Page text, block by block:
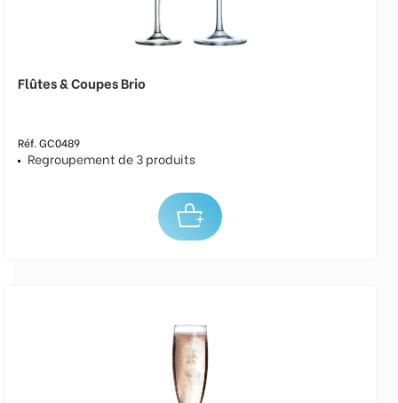
Flûtes & Coupes Brio
Réf. GC0489
Regroupement de 3 produits